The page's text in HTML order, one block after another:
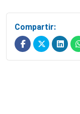
Compartir: